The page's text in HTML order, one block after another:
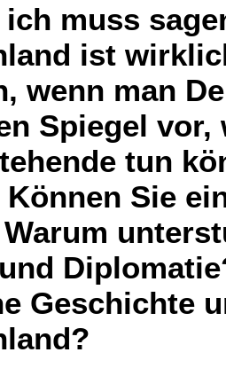
ich muss
ist
wenn man
Spiegel
tun
Sie
Geschichte